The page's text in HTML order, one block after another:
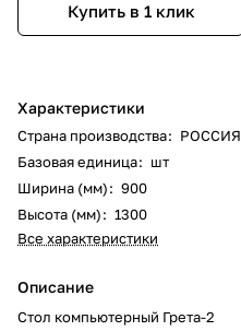
Купить в 1 клик
Характеристики
Страна производства: РОССИЯ
Базовая единица: шт
Ширина (мм): 900
Высота (мм): 1300
Все характеристики
Описание
Стол компьютерный Грета-2